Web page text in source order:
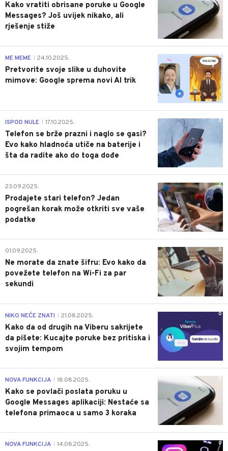
Kako vratiti obrisane poruke u Google
Messages? Još uvijek nikako, ali
rješenje stiže
0
ME MEME 24.10.2025.
Pretvorite svoje slike u duhovite
mimove: Google sprema novi AI trik
0
ISPOD NULE 17.10.2025.
Telefon se brže prazni i naglo se gasi?
Evo kako hladnoća utiče na baterije i
šta da radite ako do toga dođe
0
23.09.2025.
Prodajete stari telefon? Jedan
pogrešan korak može otkriti sve vaše
podatke
0
01.09.2025.
Ne morate da znate šifru: Evo kako da
povežete telefon na Wi-Fi za par
sekundi
0
NIKO NEĆE ZNATI 21.08.2025.
Kako da od drugih na Viberu sakrijete
da pišete: Kucajte poruke bez pritiska i
svojim tempom
0
NOVA FUNKCIJA 18.08.2025.
Kako se povlači poslata poruku u
Google Messages aplikaciji: Nestaće sa
telefona primaoca u samo 3 koraka
0
NOVA FUNKCIJA 14.08.2025.